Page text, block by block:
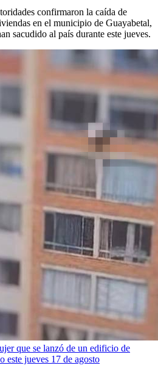
confirmaron la caída de
en el municipio de Guayabetal,
sacudido al país durante este jueves.
que se lanzó de un edificio de
este jueves 17 de agosto